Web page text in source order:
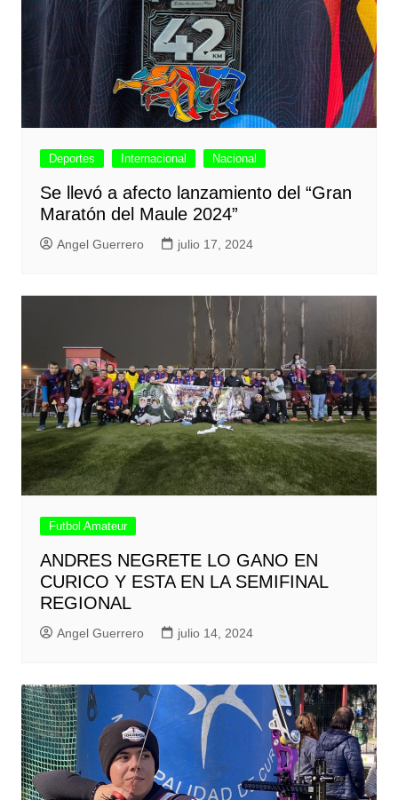
Deportes Internacional Nacional
Se llevó a afecto lanzamiento del “Gran
Maratón del Maule 2024”
Angel Guerrero julio 17, 2024
Futbol Amateur
ANDRES NEGRETE LO GANO EN
CURICO Y ESTA EN LA SEMIFINAL
REGIONAL
Angel Guerrero julio 14, 2024